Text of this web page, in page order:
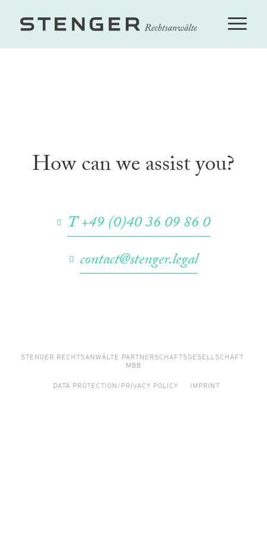
How can we assist you?
T +49 (0)40 36 09 86 0
contact@stenger.legal
STENGER RECHTSANWÄLTE PARTNERSCHAFTSGESELLSCHAFT
MBB
DATA PROTECTION/PRIVACY POLICY IMPRINT